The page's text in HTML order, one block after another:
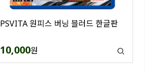
PSVITA 원피스 버닝 블러드 한글판
10,000원